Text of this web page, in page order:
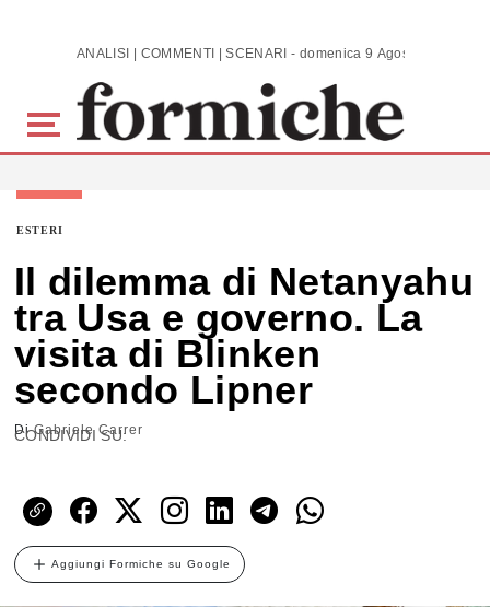
Skip to main content ANALISI | COMMENTI | SCENARI - domenica 9 Agosto 2026
ESTERI
Il dilemma di Netanyahu
tra Usa e governo. La
visita di Blinken
secondo Lipner
DiGabriele Carrer
CONDIVIDI SU:
Aggiungi Formiche su Google